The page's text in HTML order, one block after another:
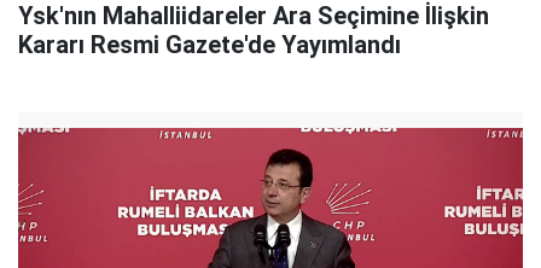
Ysk'nın Mahalliidareler Ara Seçimine İlişkin
Kararı Resmi Gazete'de Yayımlandı